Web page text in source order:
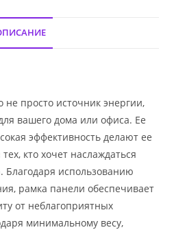
не просто источник энергии,
вашего дома или офиса. Ее
эффективность делают ее
кто хочет наслаждаться
Благодаря использованию
рамка панели обеспечивает
от неблагоприятных
минимальному весу,